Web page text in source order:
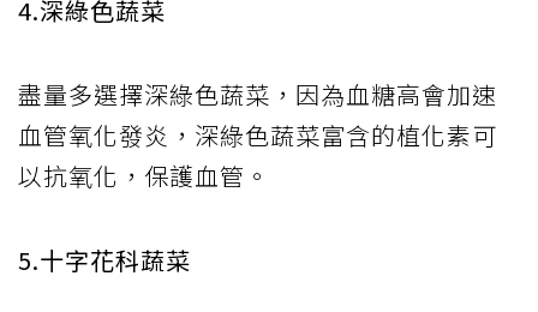
4.深綠色蔬菜
盡量多選擇深綠色蔬菜，因為血糖高會加速
血管氧化發炎，深綠色蔬菜富含的植化素可
以抗氧化，保護血管。
5.十字花科蔬菜